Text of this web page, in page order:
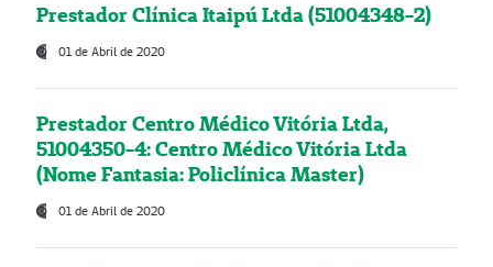
Prestador Clínica Itaipú Ltda (51004348-2)
01 de Abril de 2020
Prestador Centro Médico Vitória Ltda,
51004350-4: Centro Médico Vitória Ltda
(Nome Fantasia: Policlínica Master)
01 de Abril de 2020